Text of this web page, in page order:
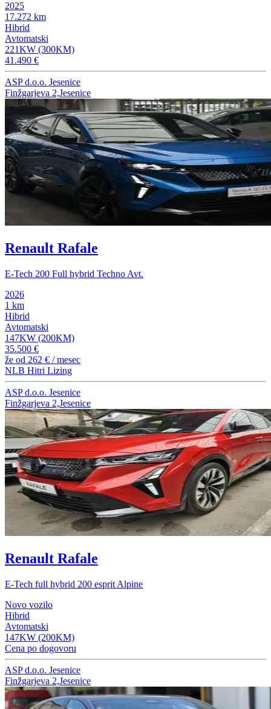
2025
17.272 km
Hibrid
Avtomatski
221KW (300KM)
41.490 €
ASP d.o.o. Jesenice
Finžgarjeva 2,Jesenice
Renault Rafale
E-Tech 200 Full hybrid Techno Avt.
2026
1 km
Hibrid
Avtomatski
147KW (200KM)
35.500 €
že od 262 € / mesec
NLB Hitri Lizing
ASP d.o.o. Jesenice
Finžgarjeva 2,Jesenice
Renault Rafale
E-Tech full hybrid 200 esprit Alpine
Novo vozilo
Hibrid
Avtomatski
147KW (200KM)
Cena po dogovoru
ASP d.o.o. Jesenice
Finžgarjeva 2,Jesenice